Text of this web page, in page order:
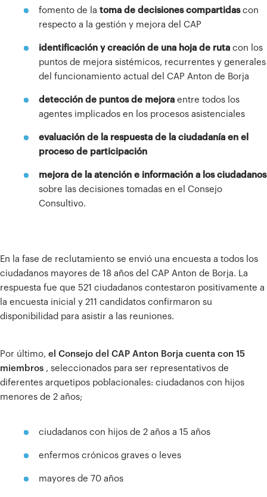
fomento de la toma de decisiones compartidascon
respecto a la gestión y mejora del CAP
identificación y creación de una hoja de ruta con los
puntos de mejora sistémicos, recurrentes y generales
del funcionamiento actual del CAP Anton de Borja
detección de puntos de mejora entre todos los
agentes implicados en los procesos asistenciales
evaluación de la respuesta de la ciudadanía en el
proceso de participación
mejora de la atención e información a los ciudadanos
sobre las decisiones tomadas en el Consejo
Consultivo.
En la fase de reclutamiento se envió una encuesta a todos los
ciudadanos mayores de 18 años del CAP Anton de Borja. La
respuesta fue que 521 ciudadanos contestaron positivamente a
la encuesta inicial y 211 candidatos confirmaron su
disponibilidad para asistir a las reuniones.
Por último, el Consejo del CAP Anton Borja cuenta con 15
miembros , seleccionados para ser representativos de
diferentes arquetipos poblacionales: ciudadanos con hijos
menores de 2 años;
ciudadanos con hijos de 2 años a 15 años
enfermos crónicos graves o leves
mayores de 70 años